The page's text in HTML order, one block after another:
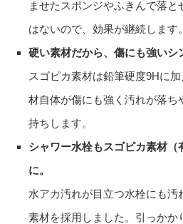
ませたスポンジやふきんで落
はないので、効果が継続します。
硬い素材だから、傷にも強いシ
スゴピカ素材は鉛筆硬度9Hに
材自体が傷にも強く汚れが落ち
持ちします。
シャワー水栓もスゴピカ素材（
に。
水アカ汚れが目立つ水栓にも汚
素材を採用しました。引っかか